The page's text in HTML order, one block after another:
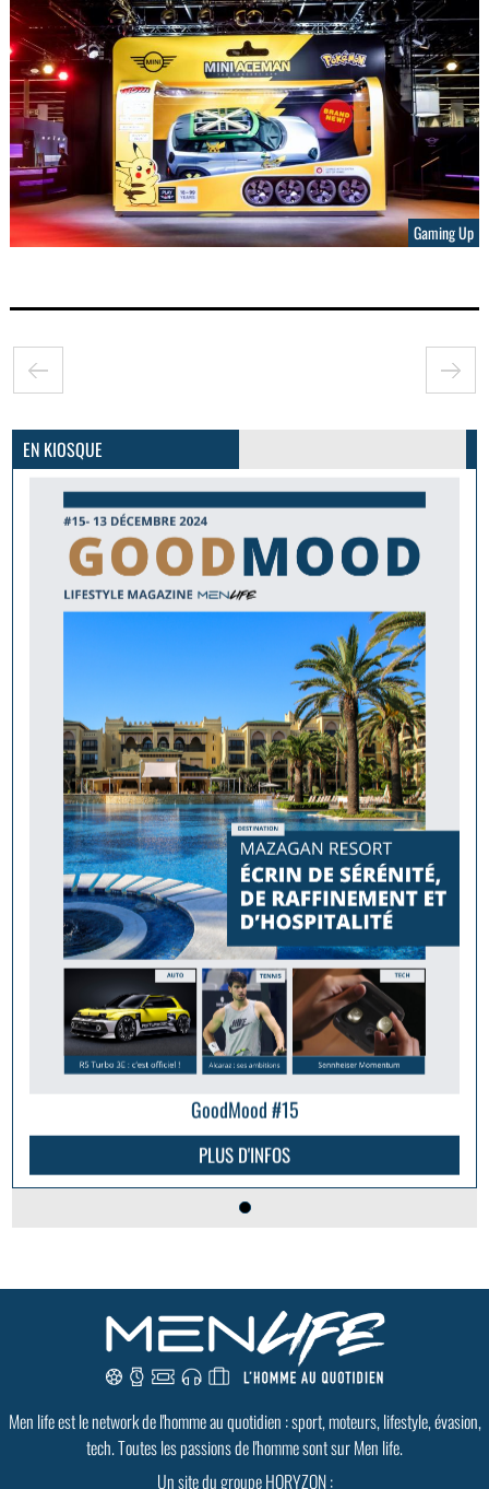
Gaming Up
EN KIOSQUE PLUS D'INFOS
GoodMood #15
PLUS D'INFOS
Men life est le network de l'homme au quotidien : sport, moteurs, lifestyle, évasion,
tech. Toutes les passions de l'homme sont sur Men life.
Un site du groupe HORYZON :